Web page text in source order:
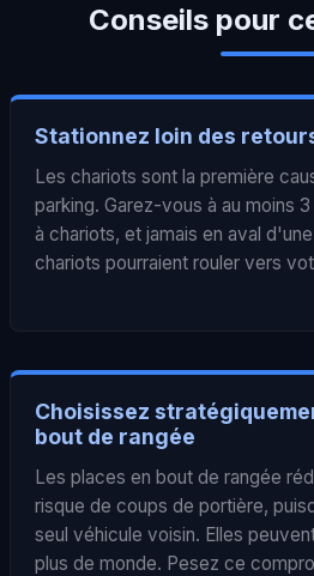
Conseils pour
Stationnez loin des
Les chariots sont la première
parking. Garez-vous à au moins
à chariots, et jamais en aval
chariots pourraient rouler vers
Choisissez
bout de rangée
Les places en bout de rangée
risque de coups de portière,
seul véhicule voisin. Elles
plus de monde. Pesez ce